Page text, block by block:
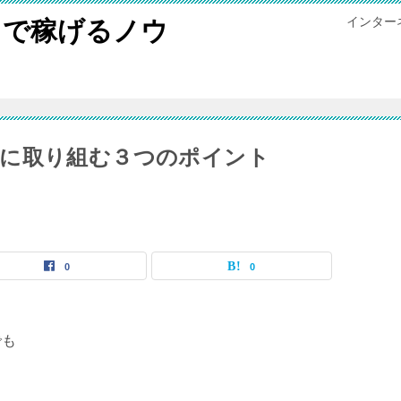
稼げるノウ
インター
取り組む３つのポイント
0 0